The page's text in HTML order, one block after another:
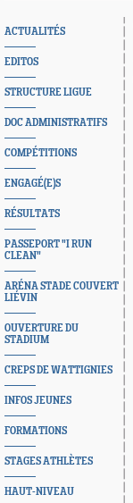
ACTUALITÉS
EDITOS
STRUCTURE LIGUE
DOC ADMINISTRATIFS
COMPÉTITIONS
ENGAGÉ(E)S
RÉSULTATS
PASSEPORT "I RUN
CLEAN"
ARÉNA STADE COUVERT
LIÉVIN
OUVERTURE DU
STADIUM
CREPS DE WATTIGNIES
INFOS JEUNES
FORMATIONS
STAGES ATHLÈTES
HAUT-NIVEAU